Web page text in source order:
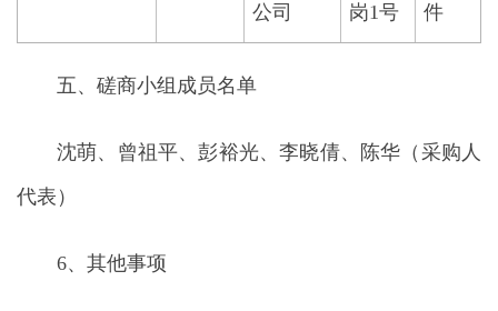
公司
岗1号
件
五、磋商小组成员名单
沈萌、曾祖平、彭裕光、李晓倩、陈华（采购人
代表）
6、其他事项